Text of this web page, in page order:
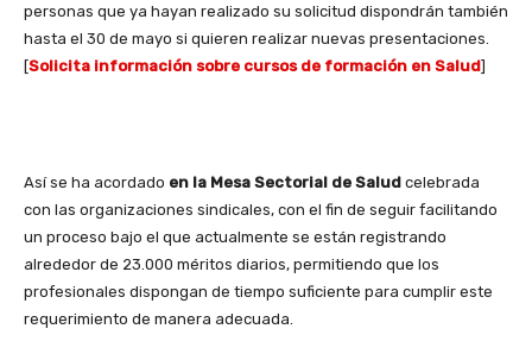
personas que ya hayan realizado su solicitud dispondrán también
hasta el 30 de mayo si quieren realizar nuevas presentaciones.
[Solicita información sobre cursos de formación en Salud]
Así se ha acordado en la Mesa Sectorial de Salud celebrada
con las organizaciones sindicales, con el fin de seguir facilitando
un proceso bajo el que actualmente se están registrando
alrededor de 23.000 méritos diarios, permitiendo que los
profesionales dispongan de tiempo suficiente para cumplir este
requerimiento de manera adecuada.